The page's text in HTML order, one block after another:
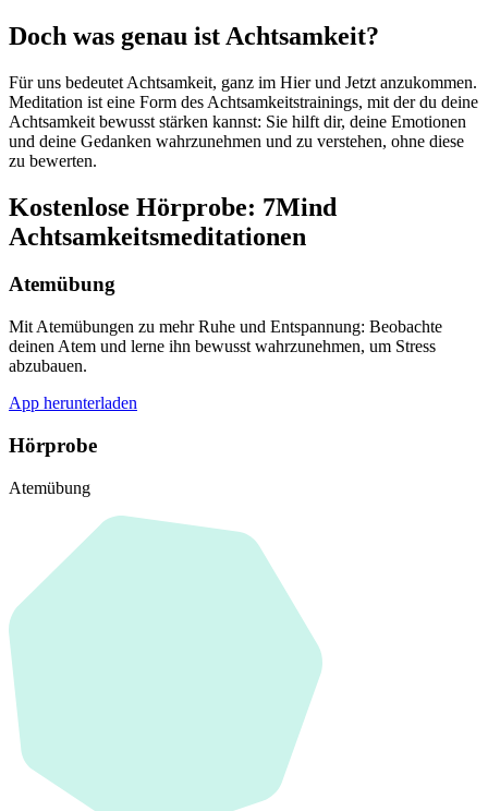
Doch was genau ist Achtsamkeit?
Für uns bedeutet Achtsamkeit, ganz im Hier und Jetzt anzukommen.
Meditation ist eine Form des Achtsamkeitstrainings, mit der du deine
Achtsamkeit bewusst stärken kannst: Sie hilft dir, deine Emotionen
und deine Gedanken wahrzunehmen und zu verstehen, ohne diese
zu bewerten.
Kostenlose Hörprobe: 7Mind
Achtsamkeitsmeditationen
Atemübung
Mit Atemübungen zu mehr Ruhe und Entspannung: Beobachte
deinen Atem und lerne ihn bewusst wahrzunehmen, um Stress
abzubauen.
App herunterladen
Hörprobe
Atemübung